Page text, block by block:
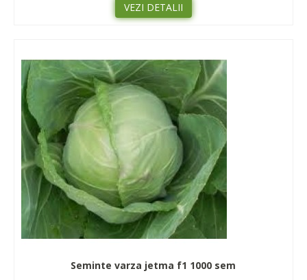
VEZI DETALII
Seminte varza jetma f1 1000 sem